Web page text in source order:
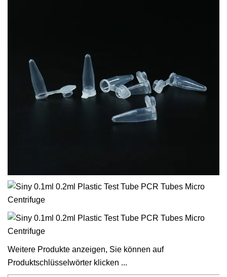
Weitere Produkte anzeigen, Sie können auf
Produktschlüsselwörter klicken ...